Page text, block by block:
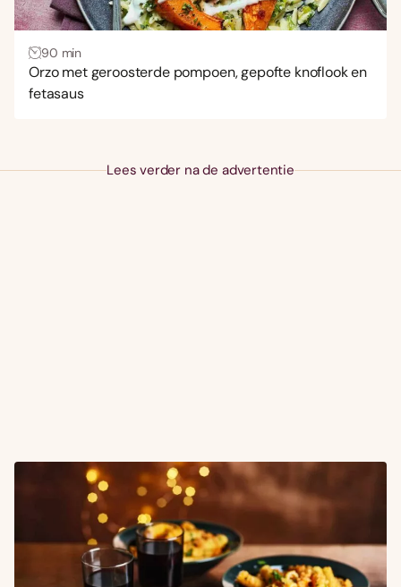
90 min
Orzo met geroosterde pompoen, gepofte knoflook en
fetasaus
Lees verder na de advertentie